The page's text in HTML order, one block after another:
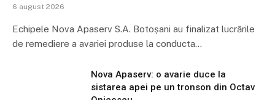
6 august 2026
Echipele Nova Apaserv S.A. Botoșani au finalizat lucrările
de remediere a avariei produse la conducta…
Nova Apaserv: o avarie duce la
sistarea apei pe un tronson din Octav